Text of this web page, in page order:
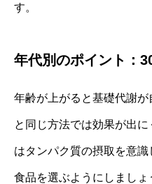
す。
年代別のポイント：
年齢が上がると基礎代謝
と同じ方法では効果が出
はタンパク質の摂取を意
食品を選ぶようにしまし